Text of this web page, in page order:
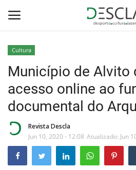
Home
Desporto
Cultura
Município de Alvito
acesso online ao
documental do
Revista Descla
Jun 10, 2020 - 12:08 Atualizado: Jun